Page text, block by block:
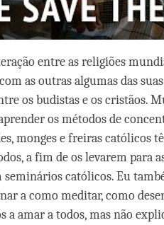
entre as religiões
as outras algumas das
os budistas e os cristãos.
os métodos de
monges e freiras católicos
a fim de os levarem para
seminários católicos. Eu
a como meditar, como
a amar a todos, mas não